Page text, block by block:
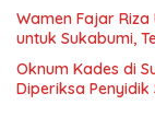
Wamen Fajar Riza
untuk Sukabumi,
Oknum Kades di
Diperiksa